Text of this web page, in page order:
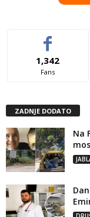
1,342
Fans
ZADNJE DODATO
Na